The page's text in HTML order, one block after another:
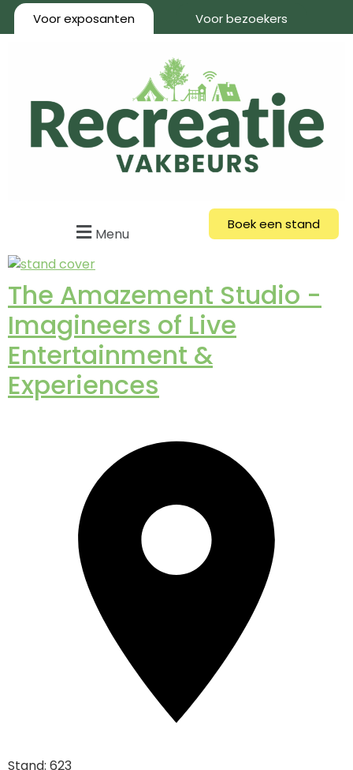
Voor exposanten Voor bezoekers
Menu
Boek een stand
The Amazement Studio -
Imagineers of Live
Entertainment &
Experiences
Stand: 623